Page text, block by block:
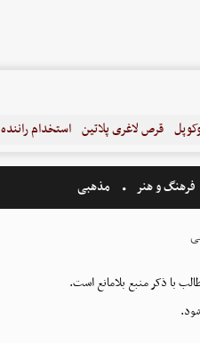
قرص لاغری پلاتین استخدام راننده
فرهنگ و هنر مذهبی
با ذکر منبع بلامانع است.